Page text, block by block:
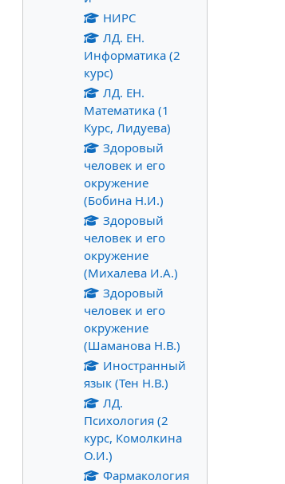
НИРС
ЛД. ЕН.
Информатика (2
курс)
ЛД. ЕН.
Математика (1
Курс, Лидуева)
Здоровый
человек и его
окружение
(Бобина Н.И.)
Здоровый
человек и его
окружение
(Михалева И.А.)
Здоровый
человек и его
окружение
(Шаманова Н.В.)
Иностранный
язык (Тен Н.В.)
ЛД.
Психология (2
курс, Комолкина
О.И.)
Фармакология